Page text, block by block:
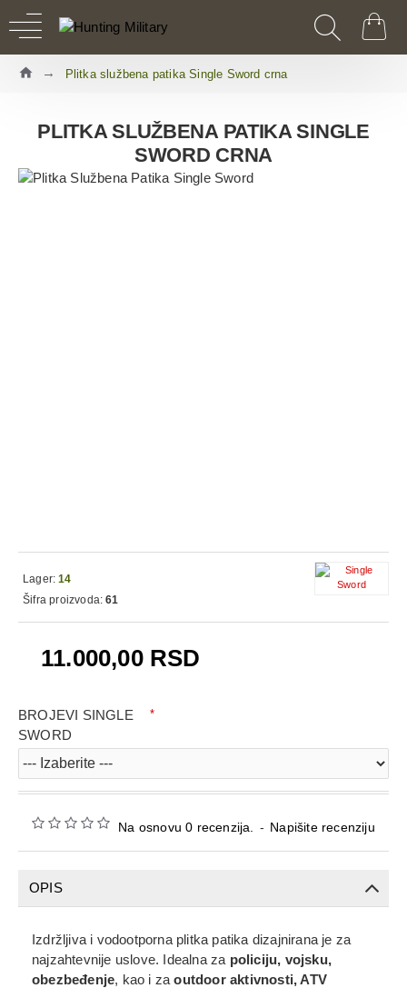
Plitka službena patika Single Sword crna
PLITKA SLUŽBENA PATIKA SINGLE
SWORD CRNA
Na osnovu 0 recenzija. - Napišite recenziju
11.000,00 RSD
Lager: 14
Šifra proizvoda: 61
BROJEVI SINGLE
SWORD
OPIS
Izdržljiva i vodootporna plitka patika dizajnirana je za
najzahtevnije uslove. Idealna za policiju, vojsku,
obezbeđenje, kao i zaoutdoor aktivnosti, ATV